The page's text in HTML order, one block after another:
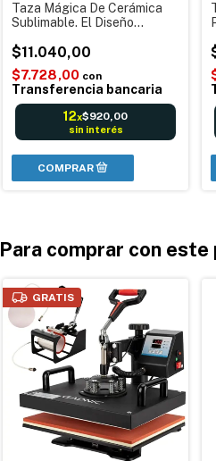
Taza Mágica De Cerámica
Sublimable. El Diseño
Por Unidad
$11.040,00
$7.728,00 con
Transferencia bancaria
12x$920,00
sin interés
Para comprar con
GRATIS